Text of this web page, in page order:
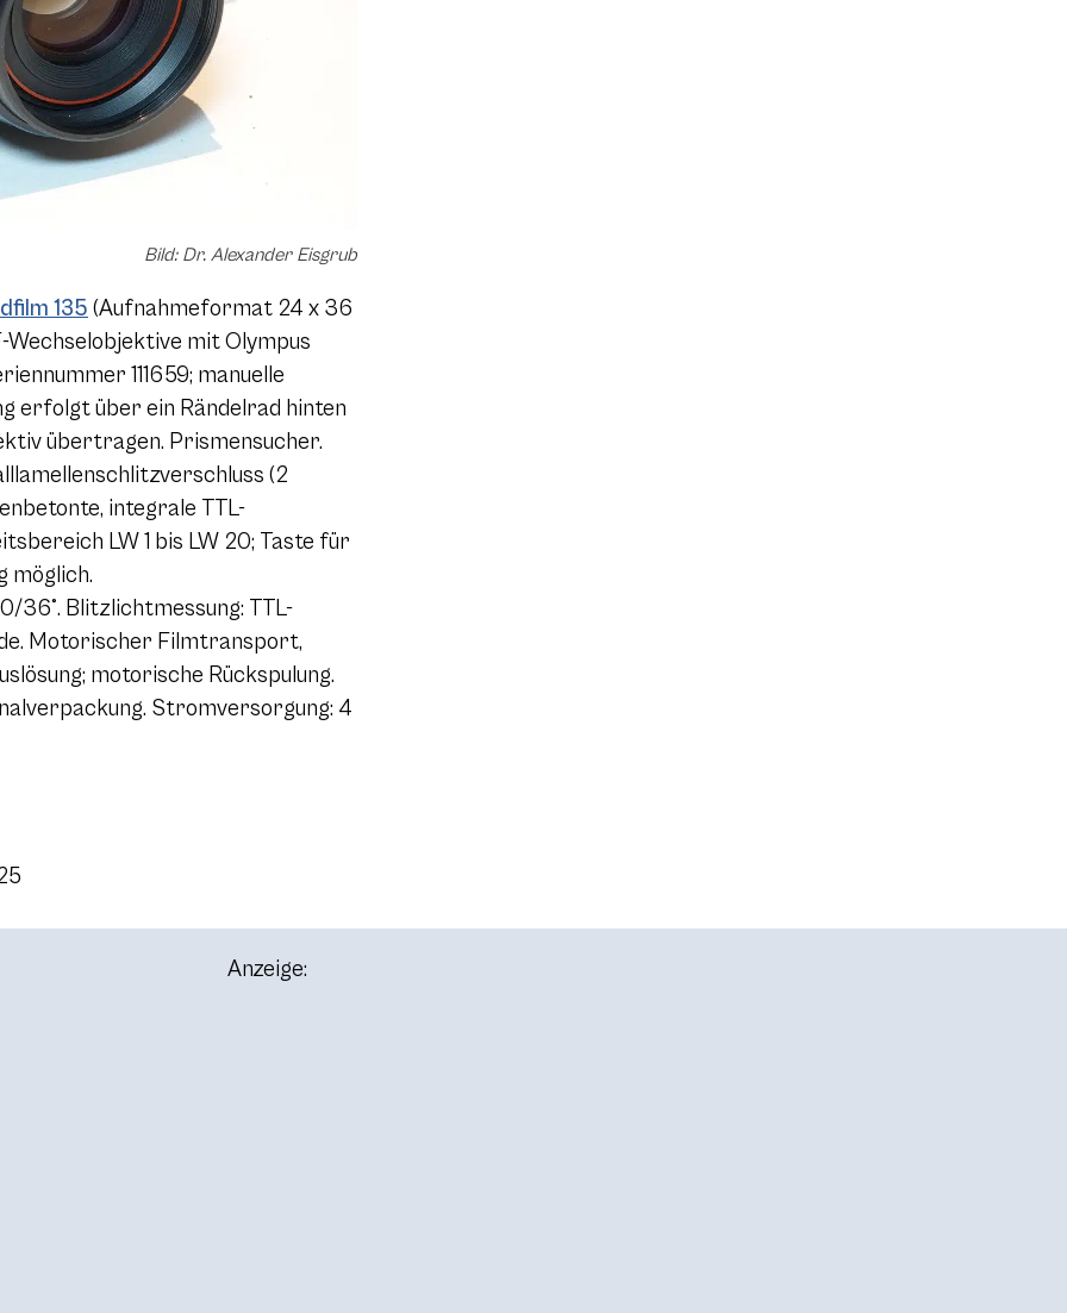
Bild: Dr. Alexander Eisgrub
135 (Aufnahmeformat 24 x 36
Wechselobjektive mit Olympus
111659; manuelle
erfolgt über ein Rändelrad hinten
übertragen. Prismensucher.
(2
integrale TTL-
LW 1 bis LW 20; Taste für
möglich.
36°. Blitzlichtmessung: TTL-
Motorischer Filmtransport,
motorische Rückspulung.
Stromversorgung: 4
Anzeige: